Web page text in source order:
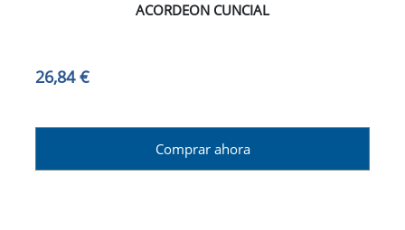
ACORDEON CUNCIAL
26,84 €
Comprar ahora